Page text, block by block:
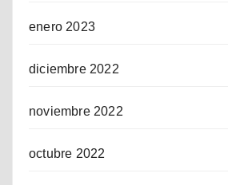
enero 2023
diciembre 2022
noviembre 2022
octubre 2022